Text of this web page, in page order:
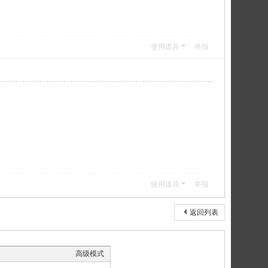
使用道具 举报
使用道具 举报
返回列表
高级模式